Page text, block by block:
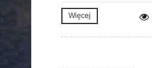
Więcej